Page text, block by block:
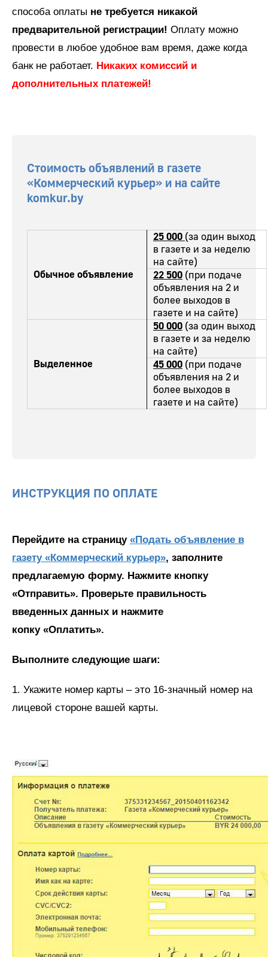
способа оплаты не требуется никакой
предварительной регистрации! Оплату можно
провести в любое удобное вам время, даже когда
банк не работает. Никаких комиссий и
дополнительных платежей!
Стоимость объявлений в газете
«Коммерческий курьер» и на сайте
komkur.by
Обычное объявление
25 000 (за один выход
в газете и за неделю
на сайте)
22 500 (при подаче
объявления на 2 и
более выходов в
газете и на сайте)
Выделенное
50 000 (за один выход
в газете и за неделю
на сайте)
45 000 (при подаче
объявления на 2 и
более выходов в
газете и на сайте)
ИНСТРУКЦИЯ ПО ОПЛАТЕ
Перейдите на страницу «Подать объявление в
газету «Коммерческий курьер», заполните
предлагаемую форму. Нажмите кнопку
«Отправить». Проверьте правильность
введенных данных и нажмите
копку «Оплатить».
Выполните следующие шаги:
1. Укажите номер карты – это 16-значный номер на
лицевой стороне вашей карты.